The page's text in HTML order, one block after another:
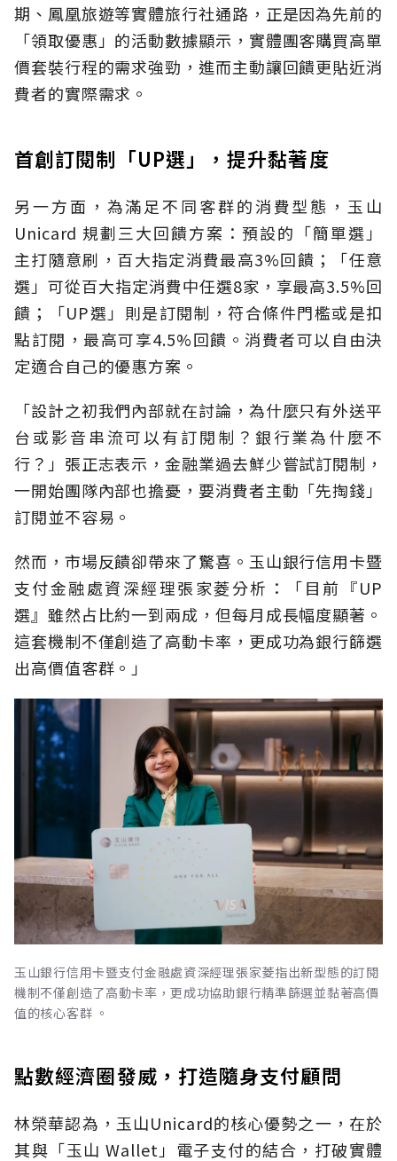
期、鳳凰旅遊等實體旅行社通路，正是因為先前的
「領取優惠」的活動數據顯示，實體團客購買高單
價套裝行程的需求強勁，進而主動讓回饋更貼近消
費者的實際需求。
首創訂閱制「UP選」，提升黏著度
另一方面，為滿足不同客群的消費型態，玉山
Unicard 規劃三大回饋方案：預設的「簡單選」
主打隨意刷，百大指定消費最高3%回饋；「任意
選」可從百大指定消費中任選8家，享最高3.5%回
饋；「UP選」則是訂閱制，符合條件門檻或是扣
點訂閱，最高可享4.5%回饋。消費者可以自由決
定適合自己的優惠方案。
「設計之初我們內部就在討論，為什麼只有外送平
台或影音串流可以有訂閱制？銀行業為什麼不
行？」張正志表示，金融業過去鮮少嘗試訂閱制，
一開始團隊內部也擔憂，要消費者主動「先掏錢」
訂閱並不容易。
然而，市場反饋卻帶來了驚喜。玉山銀行信用卡暨
支付金融處資深經理張家菱分析：「目前『UP
選』雖然占比約一到兩成，但每月成長幅度顯著。
這套機制不僅創造了高動卡率，更成功為銀行篩選
出高價值客群。」
玉山銀行信用卡暨支付金融處資深經理張家菱指出新型態的訂閱
機制不僅創造了高動卡率，更成功協助銀行精準篩選並黏著高價
值的核心客群 。
點數經濟圈發威，打造隨身支付顧問
林榮華認為，玉山Unicard的核心優勢之一，在於
其與「玉山 Wallet」電子支付的結合，打破實體